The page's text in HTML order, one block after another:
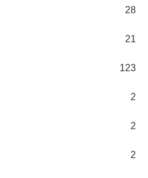
28
21
123
2
2
2